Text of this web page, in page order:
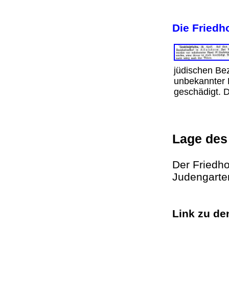
Die
jüdischen
unbekannter
geschädigt.
Lage
Der
Link zu